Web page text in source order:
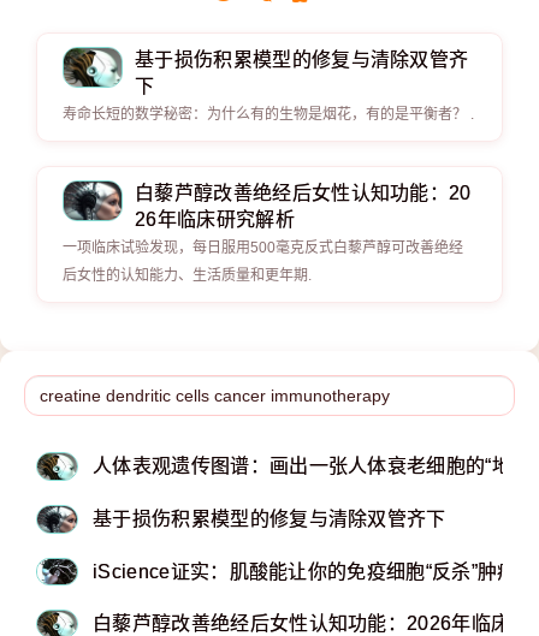
基于损伤积累模型的修复与清除双管齐
下
寿命长短的数学秘密：为什么有的生物是烟花，有的是平衡者？ .
白藜芦醇改善绝经后女性认知功能：20
26年临床研究解析
一项临床试验发现，每日服用500毫克反式白藜芦醇可改善绝经
后女性的认知能力、生活质量和更年期.
人体表观遗传图谱：画出一张人体衰老细胞的“地图”
基于损伤积累模型的修复与清除双管齐下
iScience证实：肌酸能让你的免疫细胞“反杀”肿瘤
白藜芦醇改善绝经后女性认知功能：2026年临床研